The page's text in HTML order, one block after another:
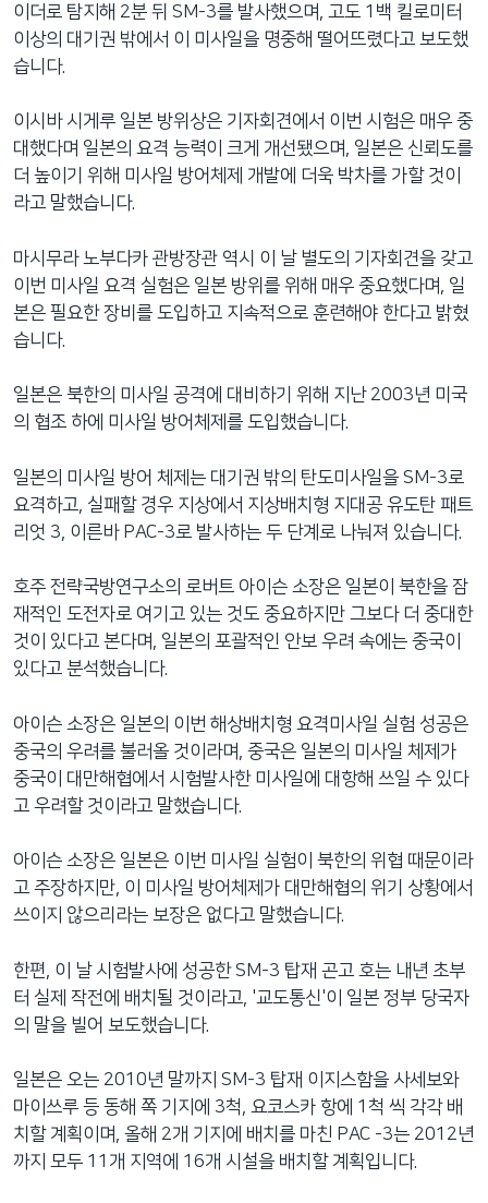
등
이더로 탐지해 2분 뒤 SM-3를 발사했으며, 고도 1백 킬로미터
이상의 대기권 밖에서 이 미사일을 명중해 떨어뜨렸다고 보도했
습니다.
이시바 시게루 일본 방위상은 기자회견에서 이번 시험은 매우 중
대했다며 일본의 요격 능력이 크게 개선됐으며, 일본은 신뢰도를
더 높이기 위해 미사일 방어체제 개발에 더욱 박차를 가할 것이
라고 말했습니다.
마시무라 노부다카 관방장관 역시 이 날 별도의 기자회견을 갖고
이번 미사일 요격 실험은 일본 방위를 위해 매우 중요했다며, 일
본은 필요한 장비를 도입하고 지속적으로 훈련해야 한다고 밝혔
습니다.
일본은 북한의 미사일 공격에 대비하기 위해 지난 2003년 미국
의 협조 하에 미사일 방어체제를 도입했습니다.
일본의 미사일 방어 체제는 대기권 밖의 탄도미사일을 SM-3로
요격하고, 실패할 경우 지상에서 지상배치형 지대공 유도탄 패트
리엇 3, 이른바 PAC-3로 발사하는 두 단계로 나눠져 있습니다.
호주 전략국방연구소의 로버트 아이슨 소장은 일본이 북한을 잠
재적인 도전자로 여기고 있는 것도 중요하지만 그보다 더 중대한
것이 있다고 본다며, 일본의 포괄적인 안보 우려 속에는 중국이
있다고 분석했습니다.
아이슨 소장은 일본의 이번 해상배치형 요격미사일 실험 성공은
중국의 우려를 불러올 것이라며, 중국은 일본의 미사일 체제가
중국이 대만해협에서 시험발사한 미사일에 대항해 쓰일 수 있다
고 우려할 것이라고 말했습니다.
아이슨 소장은 일본은 이번 미사일 실험이 북한의 위협 때문이라
고 주장하지만, 이 미사일 방어체제가 대만해협의 위기 상황에서
쓰이지 않으리라는 보장은 없다고 말했습니다.
한편, 이 날 시험발사에 성공한 SM-3 탑재 곤고 호는 내년 초부
터 실제 작전에 배치될 것이라고, '교도통신'이 일본 정부 당국자
의 말을 빌어 보도했습니다.
일본은 오는 2010년 말까지 SM-3 탑재 이지스함을 사세보와
마이쓰루 등 동해 쪽 기지에 3척, 요코스카 항에 1척 씩 각각 배
치할 계획이며, 올해 2개 기지에 배치를 마친 PAC -3는 2012년
까지 모두 11개 지역에 16개 시설을 배치할 계획입니다.